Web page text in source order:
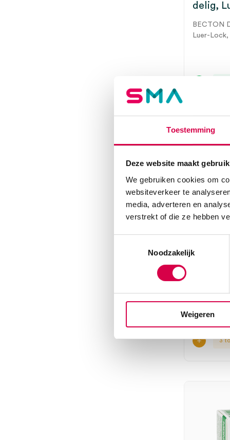
Toestemming
Deze website maakt
We gebruiken cookies om
websiteverkeer te
media, adverteren en
verstrekt of die ze hebben
Noodzakelijk
Weigeren
delig,
BECTON
Luer-
200 stuks,
3